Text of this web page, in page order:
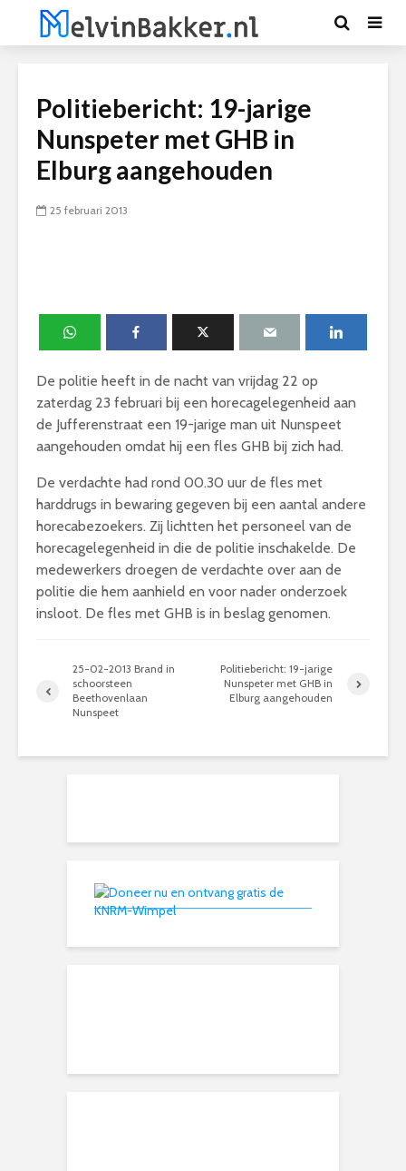
Politiebericht: 19-jarige
Nunspeter met GHB in
Elburg aangehouden
25 februari 2013
De politie heeft in de nacht van vrijdag 22 op
zaterdag 23 februari bij een horecagelegenheid aan
de Jufferenstraat een 19-jarige man uit Nunspeet
aangehouden omdat hij een fles GHB bij zich had.
De verdachte had rond 00.30 uur de fles met
harddrugs in bewaring gegeven bij een aantal andere
horecabezoekers. Zij lichtten het personeel van de
horecagelegenheid in die de politie inschakelde. De
medewerkers droegen de verdachte over aan de
politie die hem aanhield en voor nader onderzoek
insloot. De fles met GHB is in beslag genomen.
25-02-2013 Brand in
schoorsteen
Beethovenlaan
Nunspeet
Politiebericht: 19-jarige
Nunspeter met GHB in
Elburg aangehouden